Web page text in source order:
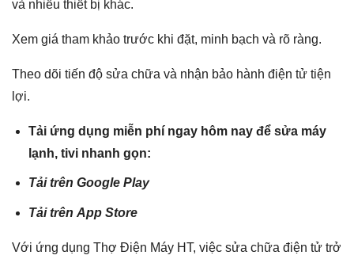
và nhiều thiết bị khác.
Xem giá tham khảo trước khi đặt, minh bạch và rõ ràng.
Theo dõi tiến độ sửa chữa và nhận bảo hành điện tử tiện
lợi.
Tải ứng dụng miễn phí ngay hôm nay để sửa máy
lạnh, tivi nhanh gọn:
Tải trên Google Play
Tải trên App Store
Với ứng dụng Thợ Điện Máy HT, việc sửa chữa điện tử trở